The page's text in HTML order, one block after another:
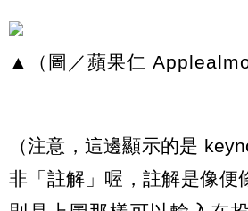
▲（圖／蘋果仁
（注意，這邊顯示的是
非「註解」喔，註解是像便